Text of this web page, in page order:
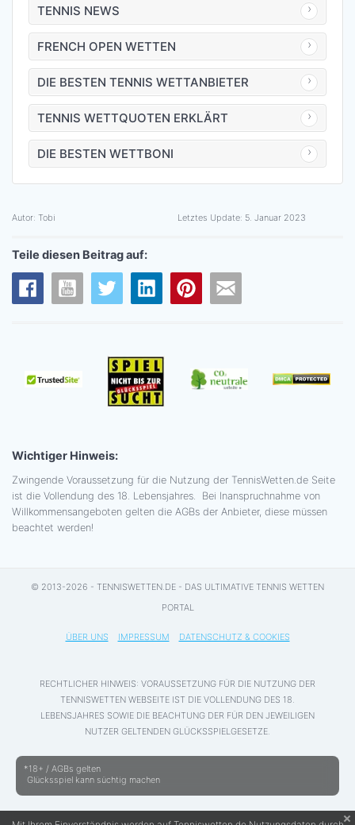
TENNIS NEWS
FRENCH OPEN WETTEN
DIE BESTEN TENNIS WETTANBIETER
TENNIS WETTQUOTEN ERKLÄRT
DIE BESTEN WETTBONI
Autor: Tobi Letztes Update: 5. Januar 2023
Teile diesen Beitrag auf:
Wichtiger Hinweis:
Zwingende Voraussetzung für die Nutzung der TennisWetten.de Seite
ist die Vollendung des 18. Lebensjahres. Bei Inanspruchnahme von
Willkommensangeboten gelten die AGBs der Anbieter, diese müssen
beachtet werden!
*18+ / AGBs gelten
Glücksspiel kann süchtig machen
© 2013-2026 - TENNISWETTEN.DE - DAS ULTIMATIVE TENNIS WETTEN
PORTAL
ÜBER UNS IMPRESSUM DATENSCHUTZ & COOKIES
RECHTLICHER HINWEIS: VORAUSSETZUNG FÜR DIE NUTZUNG DER
TENNISWETTEN WEBSEITE IST DIE VOLLENDUNG DES 18.
LEBENSJAHRES SOWIE DIE BEACHTUNG DER FÜR DEN JEWEILIGEN
NUTZER GELTENDEN GLÜCKSSPIELGESETZE.